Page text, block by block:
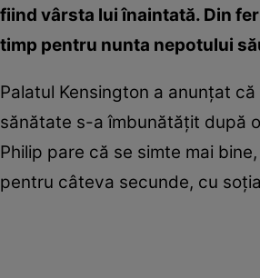
fiind vârsta lui înaintată. Din
timp pentru nunta nepotului
Palatul Kensington a anunţat
sănătate s-a îmbunătăţit după
Philip pare că se simte mai
pentru câteva secunde, cu